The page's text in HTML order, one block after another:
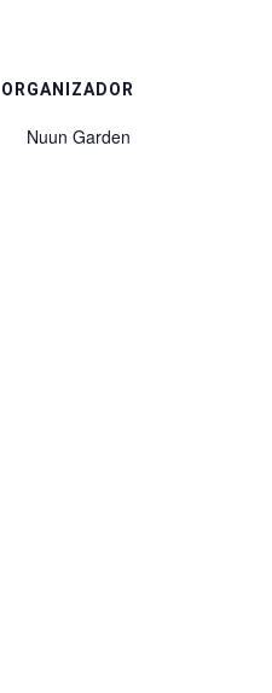
ORGANIZADOR
Nuun Garden